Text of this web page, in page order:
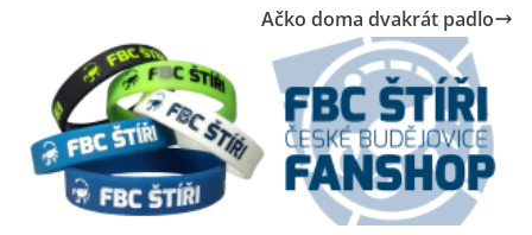
Ačko doma dvakrát padlo